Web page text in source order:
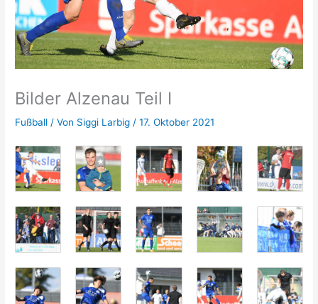
Bilder Alzenau Teil I
Fußball / Von Siggi Larbig /17. Oktober 2021